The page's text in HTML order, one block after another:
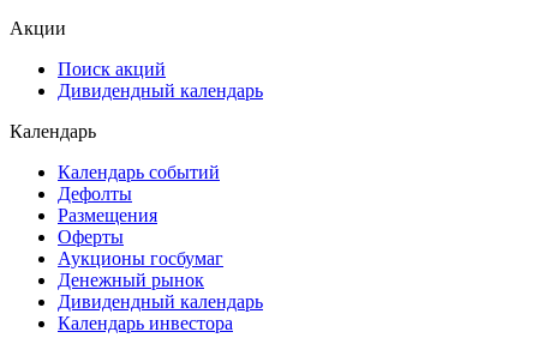
Акции
Поиск акций
Дивидендный календарь
Календарь
Календарь событий
Дефолты
Размещения
Оферты
Аукционы госбумаг
Денежный рынок
Дивидендный календарь
Календарь инвестора